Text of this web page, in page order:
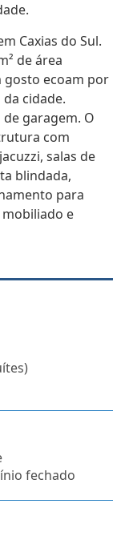
Caxias do Sul.
de área
gosto ecoam por
cidade.
garagem. O
com
salas de
blindada,
para
e
fechado